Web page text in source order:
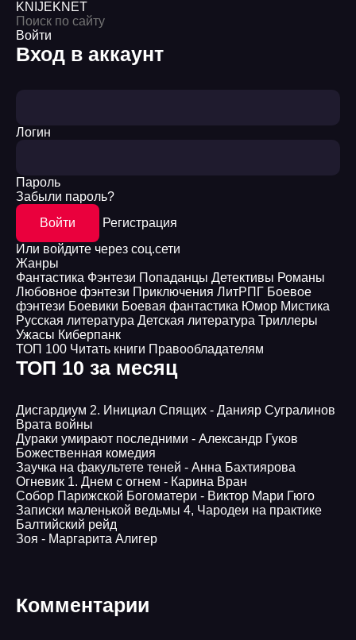
KNIJEKNET
Войти
Вход в аккаунт
Логин
Пароль
Забыли пароль?
Войти
Регистрация
Или войдите через соц.сети
Жанры
Фантастика Фэнтези Попаданцы Детективы Романы
Любовное фэнтези Приключения ЛитРПГ Боевое
фэнтези Боевики Боевая фантастика Юмор Мистика
Русская литература Детская литература Триллеры
Ужасы Киберпанк
ТОП 100 Читать книги Правообладателям
ТОП 10 за месяц
Дисгардиум 2. Инициал Спящих - Данияр Сугралинов
Врата войны
Дураки умирают последними - Александр Гуков
Божественная комедия
Заучка на факультете теней - Анна Бахтиярова
Огневик 1. Днем с огнем - Карина Вран
Собор Парижской Богоматери - Виктор Мари Гюго
Записки маленькой ведьмы 4, Чародеи на практике
Балтийский рейд
Зоя - Маргарита Алигер
Комментарии